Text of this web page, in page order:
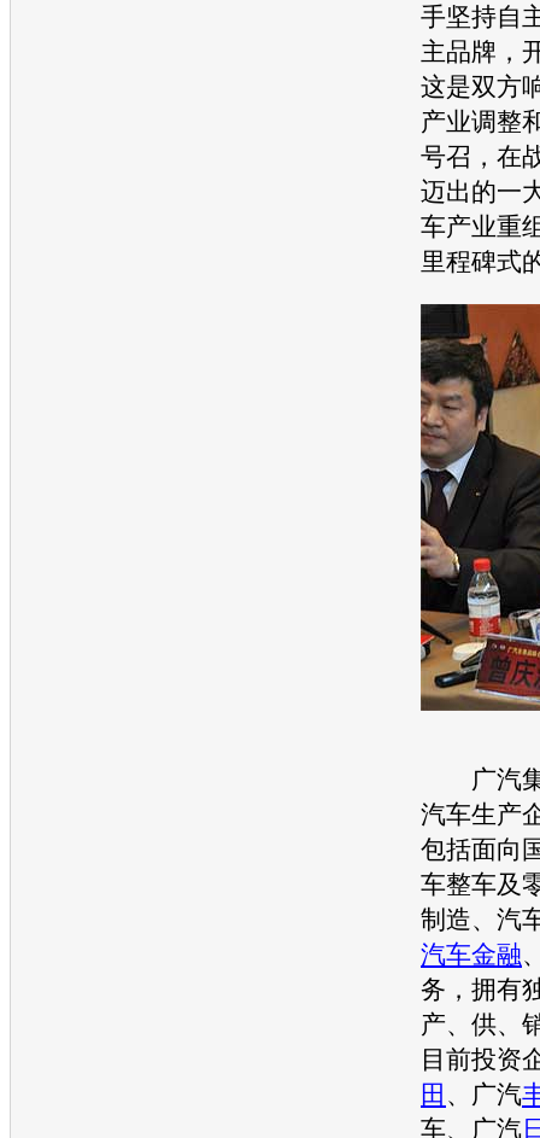
手坚持自
主品牌，
这是双方
产业调整
号召，在
迈出的一
车产业重
里程碑式
广汽集
汽车生产
包括面向
车整车及
制造、汽
汽车金融
务，拥有
产、供、
目前投资
田 、广汽
车、广汽